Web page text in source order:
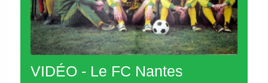
VIDÉO - Le FC Nantes